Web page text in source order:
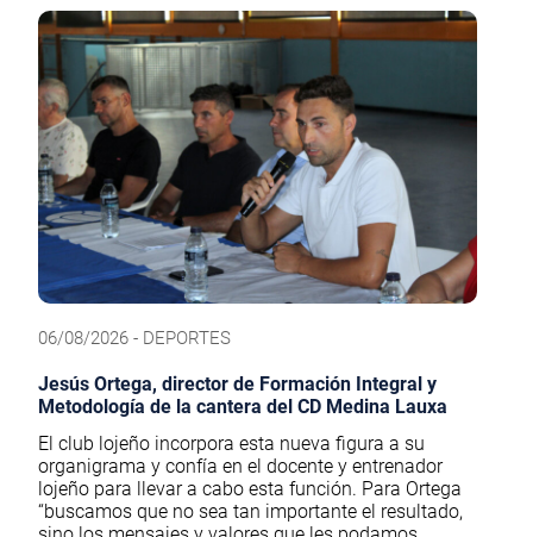
06/08/2026 - DEPORTES
Jesús Ortega, director de Formación Integral y
Metodología de la cantera del CD Medina Lauxa
El club lojeño incorpora esta nueva figura a su
organigrama y confía en el docente y entrenador
lojeño para llevar a cabo esta función. Para Ortega
“buscamos que no sea tan importante el resultado,